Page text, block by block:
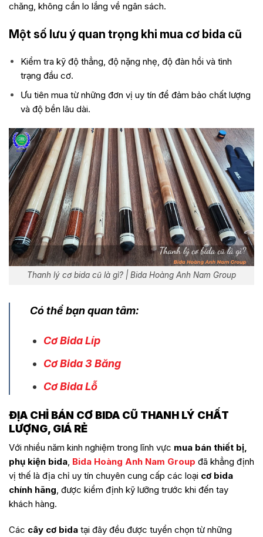
chăng, không cần lo lắng về ngân sách.
Một số lưu ý quan trọng khi mua cơ bida cũ
Kiểm tra kỹ độ thẳng, độ nặng nhẹ, độ đàn hồi và tình
trạng đầu cơ.
Ưu tiên mua từ những đơn vị uy tín để đảm bảo chất lượng
và độ bền lâu dài.
Thanh lý cơ bida cũ là gì? | Bida Hoàng Anh Nam Group
Có thể bạn quan tâm:
Cơ Bida Líp
Cơ Bida 3 Băng
Cơ Bida Lỗ
ĐỊA CHỈ BÁN CƠ BIDA CŨ THANH LÝ CHẤT
LƯỢNG, GIÁ RẺ
Với nhiều năm kinh nghiệm trong lĩnh vực mua bán thiết bị,
phụ kiện bida, Bida Hoàng Anh Nam Group đã khẳng định
vị thế là địa chỉ uy tín chuyên cung cấp các loại cơ bida
chính hãng, được kiểm định kỹ lưỡng trước khi đến tay
khách hàng.
Các cây cơ bida tại đây đều được tuyển chọn từ những